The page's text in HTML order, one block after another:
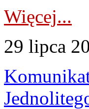
Więcej...
29 lipca